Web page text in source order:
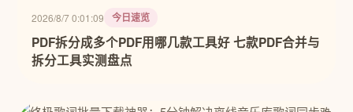
2026/8/7 0:01:09 今日速览
PDF拆分成多个PDF用哪几款工具好 七款PDF合并与
拆分工具实测盘点